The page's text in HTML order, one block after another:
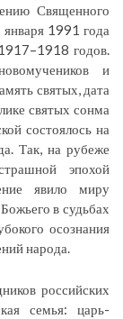
Священного
1991 года
годов.
и
святых, дата
святых сонма
состоялось на
Так, на рубеже
эпохой
явило миру
в судьбах
осознания
народа.
российских
семья: царь-